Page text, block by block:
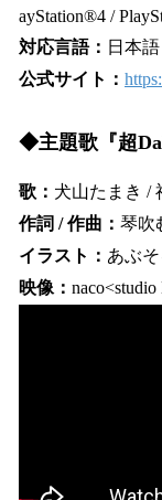
ayStation®4 /
対応言語： 日本
公式サイト：
◆主題歌『超
歌： 犬山たまき /
作詞 / 作曲： 琴吹
イラスト： あぶそ
映像：